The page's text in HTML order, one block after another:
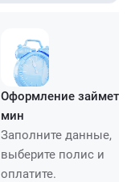
Оформление займет
мин
Заполните данные,
выберите полис и
оплатите.